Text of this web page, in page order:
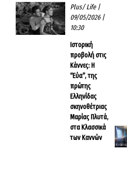
Plus/ Life|
09/05/2026 |
10:30
Ιστορική
προβολή στις
Κάννες: Η
“Εύα”, της
πρώτης
Ελληνίδας
σκηνοθέτριας
Μαρίας Πλυτά,
στα Κλασσικά
των Καννών